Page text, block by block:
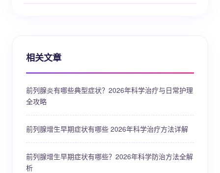
相关文章
前列腺炎有哪些典型症状？2026年科学治疗与日常护理
全攻略
前列腺增生早期症状有哪些 2026年科学治疗方法详解
前列腺增生早期症状有哪些？2026年科学防治方法全解
析